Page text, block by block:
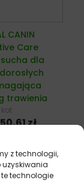
z technologii,
technologie
CANIN
Care
dla
trawienia
kot
zł
opcje